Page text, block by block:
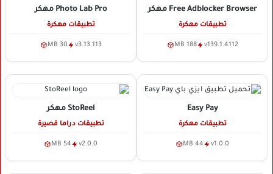
Photo Lab Pro مهكر
تطبيقات مهكرة
v3.13.113
30 MB
Free Adblocker Browser مهكر
تطبيقات مهكرة
v139.1.4112
188 MB
StoReel مهكر
تطبيقات دراما قصيرة
v2.0.0
54 MB
Easy Pay
تطبيقات مهكرة
v1.0.0
44 MB